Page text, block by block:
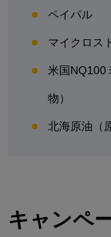
ペイパル
マイクロス
米国NQ100
物）
北海原油（
キャンペ